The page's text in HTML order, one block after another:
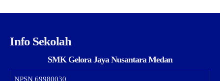
Info Sekolah
SMK Gelora Jaya Nusantara Medan
NPSN 69980030